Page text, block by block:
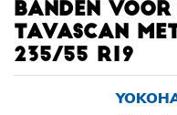
BANDEN
TAVASCAN
235/55 R19